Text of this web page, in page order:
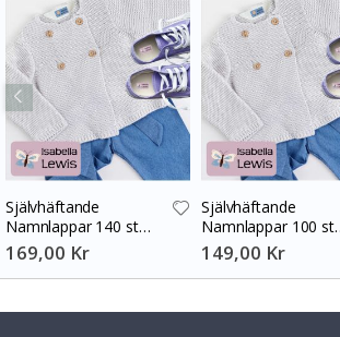
Självhäftande
Namnlappar 140 st
30x13 mm
169,00 Kr
Självhäftande
Namnlappar 100 st
30x13 mm
149,00 Kr